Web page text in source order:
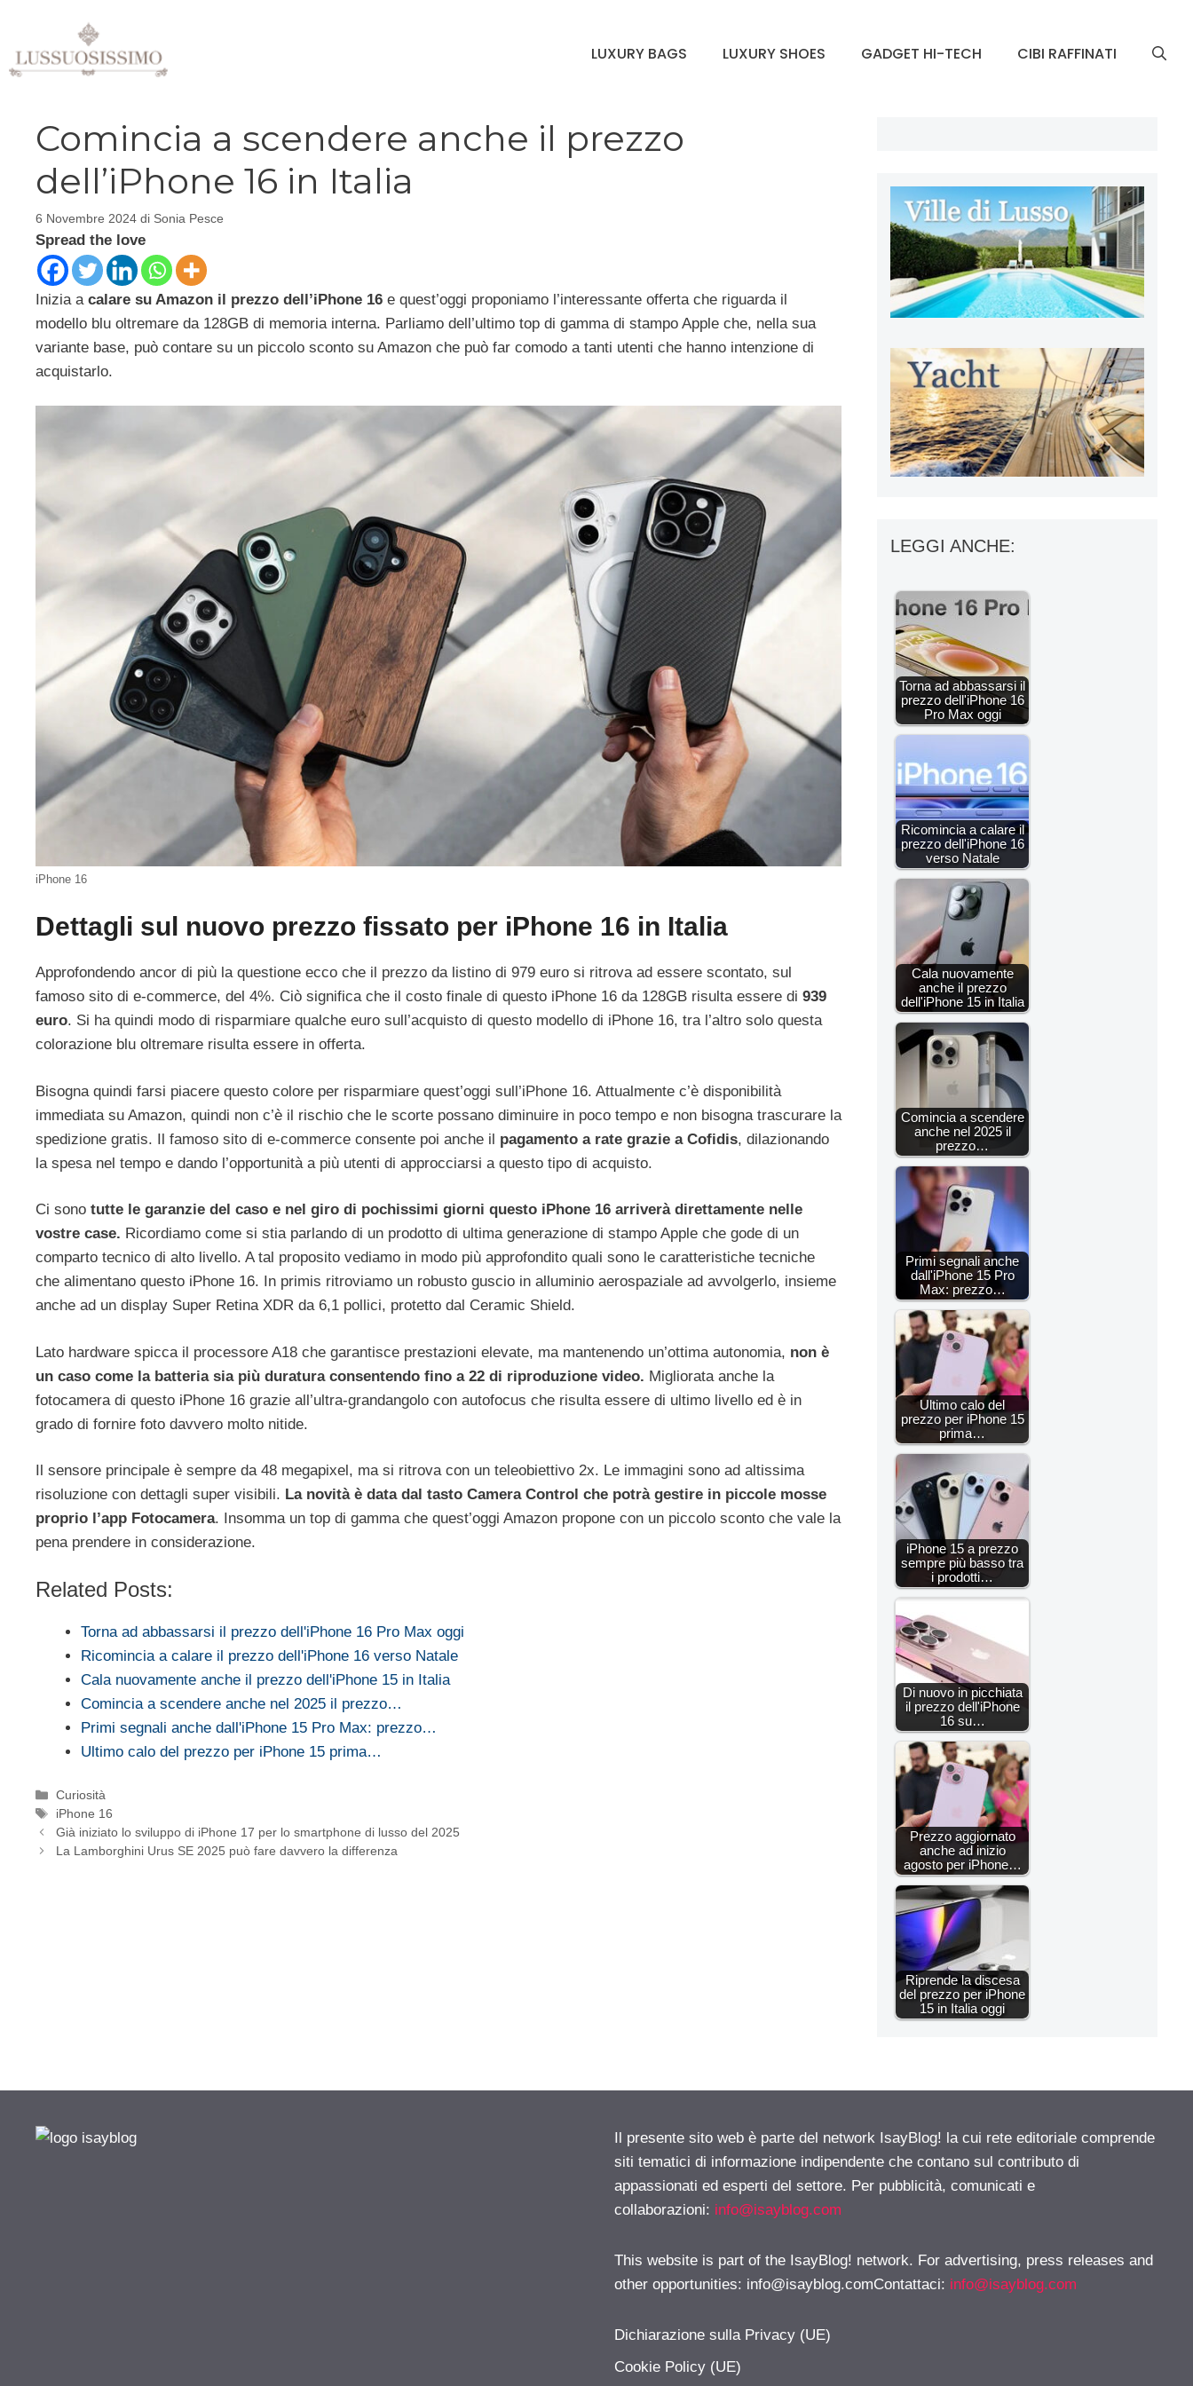
contenuto
LUXURY BAGS LUXURY SHOES GADGET HI-TECH CIBI RAFFINATI
Comincia a scendere anche il prezzo
dell’iPhone 16 in Italia
6 Novembre 2024 di Sonia Pesce
Spread the love
Inizia a calare su Amazon il prezzo dell’iPhone 16 e quest’oggi proponiamo l’interessante offerta che riguarda il
modello blu oltremare da 128GB di memoria interna. Parliamo dell’ultimo top di gamma di stampo Apple che, nella sua
variante base, può contare su un piccolo sconto su Amazon che può far comodo a tanti utenti che hanno intenzione di
acquistarlo.
iPhone 16
Dettagli sul nuovo prezzo fissato per iPhone 16 in Italia
Approfondendo ancor di più la questione ecco che il prezzo da listino di 979 euro si ritrova ad essere scontato, sul
famoso sito di e-commerce, del 4%. Ciò significa che il costo finale di questo iPhone 16 da 128GB risulta essere di 939
euro. Si ha quindi modo di risparmiare qualche euro sull’acquisto di questo modello di iPhone 16, tra l’altro solo questa
colorazione blu oltremare risulta essere in offerta.
Bisogna quindi farsi piacere questo colore per risparmiare quest’oggi sull’iPhone 16. Attualmente c’è disponibilità
immediata su Amazon, quindi non c’è il rischio che le scorte possano diminuire in poco tempo e non bisogna trascurare la
spedizione gratis. Il famoso sito di e-commerce consente poi anche il pagamento a rate grazie a Cofidis, dilazionando
la spesa nel tempo e dando l’opportunità a più utenti di approcciarsi a questo tipo di acquisto.
Ci sono tutte le garanzie del caso e nel giro di pochissimi giorni questo iPhone 16 arriverà direttamente nelle
vostre case. Ricordiamo come si stia parlando di un prodotto di ultima generazione di stampo Apple che gode di un
comparto tecnico di alto livello. A tal proposito vediamo in modo più approfondito quali sono le caratteristiche tecniche
che alimentano questo iPhone 16. In primis ritroviamo un robusto guscio in alluminio aerospaziale ad avvolgerlo, insieme
anche ad un display Super Retina XDR da 6,1 pollici, protetto dal Ceramic Shield.
Lato hardware spicca il processore A18 che garantisce prestazioni elevate, ma mantenendo un’ottima autonomia, non è
un caso come la batteria sia più duratura consentendo fino a 22 di riproduzione video. Migliorata anche la
fotocamera di questo iPhone 16 grazie all’ultra-grandangolo con autofocus che risulta essere di ultimo livello ed è in
grado di fornire foto davvero molto nitide.
Il sensore principale è sempre da 48 megapixel, ma si ritrova con un teleobiettivo 2x. Le immagini sono ad altissima
risoluzione con dettagli super visibili. La novità è data dal tasto Camera Control che potrà gestire in piccole mosse
proprio l’app Fotocamera. Insomma un top di gamma che quest’oggi Amazon propone con un piccolo sconto che vale la
pena prendere in considerazione.
Related Posts:
Torna ad abbassarsi il prezzo dell'iPhone 16 Pro Max oggi
Ricomincia a calare il prezzo dell'iPhone 16 verso Natale
Cala nuovamente anche il prezzo dell'iPhone 15 in Italia
Comincia a scendere anche nel 2025 il prezzo…
Primi segnali anche dall'iPhone 15 Pro Max: prezzo…
Ultimo calo del prezzo per iPhone 15 prima…
Categorie
Curiosità
Tag
iPhone 16
Già iniziato lo sviluppo di iPhone 17 per lo smartphone di lusso del 2025
La Lamborghini Urus SE 2025 può fare davvero la differenza
LEGGI ANCHE:
Torna ad abbassarsi il
prezzo dell'iPhone 16
Pro Max oggi
Ricomincia a calare il
prezzo dell'iPhone 16
verso Natale
Cala nuovamente
anche il prezzo
dell'iPhone 15 in Italia
Comincia a scendere
anche nel 2025 il
prezzo…
Primi segnali anche
dall'iPhone 15 Pro
Max: prezzo…
Ultimo calo del
prezzo per iPhone 15
prima…
iPhone 15 a prezzo
sempre più basso tra
i prodotti…
Di nuovo in picchiata
il prezzo dell'iPhone
16 su…
Prezzo aggiornato
anche ad inizio
agosto per iPhone…
Riprende la discesa
del prezzo per iPhone
15 in Italia oggi
Il presente sito web è parte del network IsayBlog! la cui rete editoriale comprende
siti tematici di informazione indipendente che contano sul contributo di
appassionati ed esperti del settore. Per pubblicità, comunicati e
collaborazioni: info@isayblog.com
This website is part of the IsayBlog! network. For advertising, press releases and
other opportunities: info@isayblog.comContattaci: info@isayblog.com
Dichiarazione sulla Privacy (UE)
Cookie Policy (UE)